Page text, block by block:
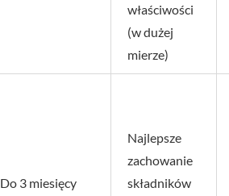
właściwości
(w dużej
mierze)
Do 3 miesięcy
Najlepsze
zachowanie
składników